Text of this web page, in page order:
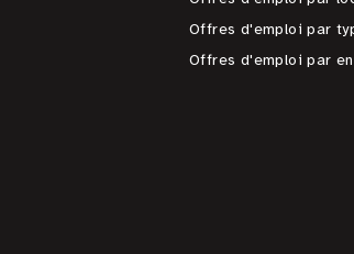
Offres d'emploi par
Offres d'emploi par